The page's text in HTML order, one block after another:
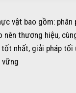
vật bao gồm:
thương hiệu,
nhất, giải pháp tối
vững